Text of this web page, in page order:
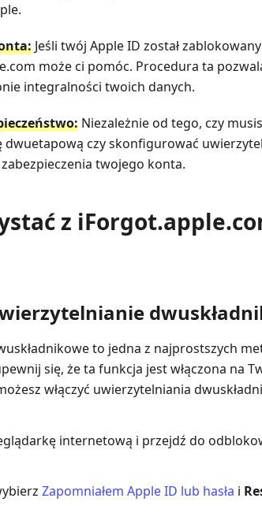
Jeśli twój Apple ID został
może ci pomóc. Procedura ta
integralności twoich danych.
Niezależnie od tego, czy
dwuetapową czy skonfigurować
twojego konta.
z
to jedna z najprostszych
się, że ta funkcja jest włączona na
włączyć uwierzytelniania
internetową i przejdź do
Zapomniałem Apple ID lub hasła i